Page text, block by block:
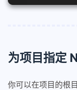
为项目指定
你可以在项目的根